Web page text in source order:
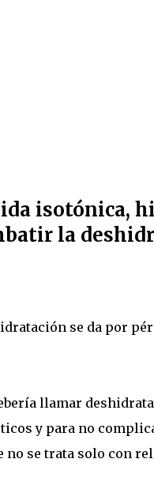
isotónica,
la
se da por
llamar
y para no
se trata solo con